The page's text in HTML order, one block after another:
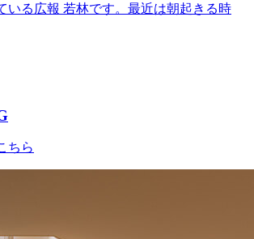
いる広報 若林です。最近は朝起きる時
ちら